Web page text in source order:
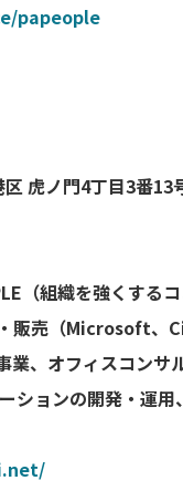
papeople
4丁目3番13号
を強くするコミ
販売（Microsoft、
、オフィスコン
ションの開発・運